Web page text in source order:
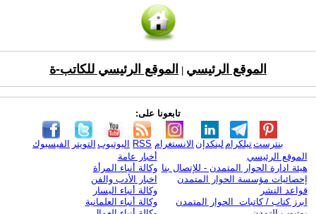
الموقع الرئيسي الموقع الرئيسي للكاتب-ة
تابعونا على:
الفيسبوك التويتر اليوتيوب RSS الانستغرام لينكدإن تيلكرامبنترست
الموقع الرئيسي
هيئة ادارة الحوار المتمدن - للإتصال بنا
إحصائيات مؤسسة الحوار المتمدن
قواعد النشر
ابرز كتاب / كاتبات الحوار المتمدن
أخبار عامة
وكالة أنباء المرأة
اخبار الأدب والفن
وكالة أنباء اليسار
وكالة أنباء العلمانية